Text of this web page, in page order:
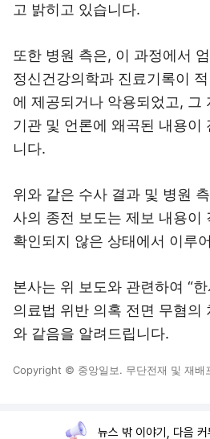
고 밝히고 있습니다.
또한 병원 측은, 이 과정에서
정신건강의학과 진료기록이
에 제공되거나 악용되었고, 그
기관 및 언론에 왜곡된 내용이
니다.
위와 같은 수사 결과 및 병원
사의 종전 보도는 제보 내용이
확인되지 않은 상태에서 이루
본사는 위 보도와 관련하여 “
의료법 위반 의혹 전면 무혐의
와 같음을 알려드립니다.
Copyright © 중앙일보. 무단전재 및 재배
뉴스 밖 이야기, 다음 커